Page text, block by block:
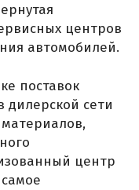
центров
автомобилей.
поставок
дилерской сети
центр